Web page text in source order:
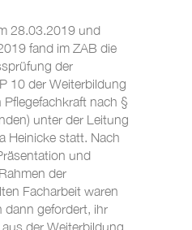
28.03.2019 und
fand im ZAB die
der
10 der Weiterbildung
nach §
unter der Leitung
Heinicke statt. Nach
und
der
Facharbeit waren
dann gefordert, ihr
der Weiterbildung